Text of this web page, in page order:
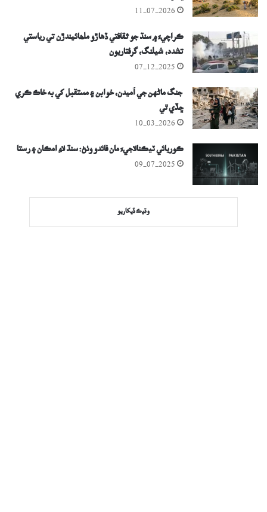
11-07-2026
ڪراچيءَ ۾ سنڌ جو ثقافتي ڏهاڙو ملھائيندڙن تي رياستي
تشدد، شيلنگ، گرفتاريون
07-12-2025
جنگ ماڻهن جي اُميدن، خوابن ۽ مستقبل کي به خاڪ ڪري
ڇڏي ٿي
10-03-2026
ڪوريائي ٽيڪنالاجيءَ مان فائدو وٺڻ: سنڌ لاءِ امڪان ۽ رستا
09-07-2025
وڌيڪ ڏيکاريو